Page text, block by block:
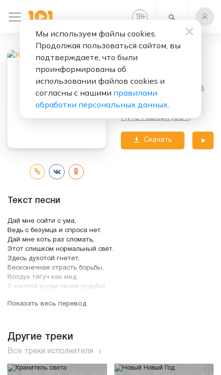
18+
Бесы (Live)
Кипелов
Альбом:
Путь Наверх (CD1)
Скачать
Текст песни
Дай мне сойти с ума,
Ведь с безумца и спроса нет.
Дай мне хоть раз сломать,
Этот слишком нормальный свет.
Здесь духотой гнетет,
Бесконечная страсть борьбы,
Воздух тягуч как мед
С каплей крови своей судьбы!
Бесы,
Бесы в душе моей.
Бесы к себе зовут,
Тащат в заросший пруд,
Показать весь перевод
Другие треки
Все треки исполнителя
Мы используем файлы cookies.
Продолжая пользоваться сайтом, вы
подтверждаете, что были
проинформированы об
использовании файлов cookies и
согласны с нашими правилами
обработки персональных данных.